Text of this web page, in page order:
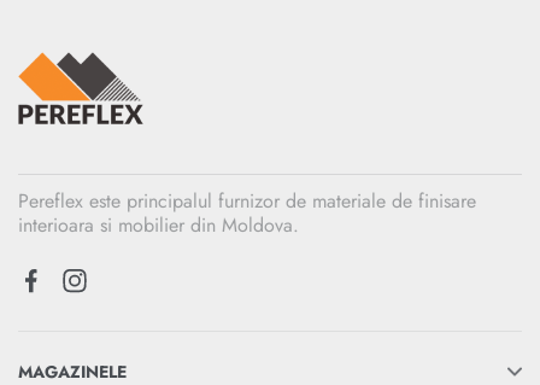
Pereflex este principalul furnizor de materiale de finisare
interioara si mobilier din Moldova.
MAGAZINELE